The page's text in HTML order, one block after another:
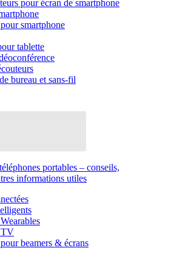
pour écran de smartphone
smartphone
tablette
bureau et sans-fil
portables – conseils,
informations utiles
TV
beamers & écrans